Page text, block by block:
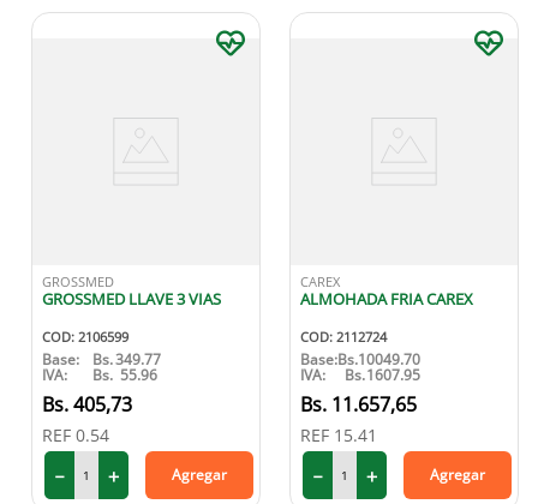
GROSSMED
GROSSMED LLAVE 3 VIAS
COD: 2106599
Base: Bs.349.77
IVA: Bs. 55.96
405,73
REF 0.54
＋
－ Agregar
CAREX
ALMOHADA FRIA CAREX
COD: 2112724
Base:Bs.10049.70
IVA: Bs.1607.95
11.657,65
REF 15.41
＋
－ Agregar